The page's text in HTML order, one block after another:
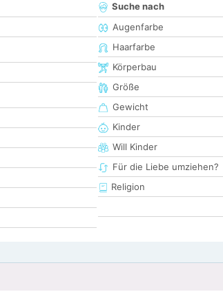
Suche nach
Augenfarbe
Haarfarbe
Körperbau
Größe
Gewicht
Kinder
Will Kinder
Für die Liebe umziehen?
Religion